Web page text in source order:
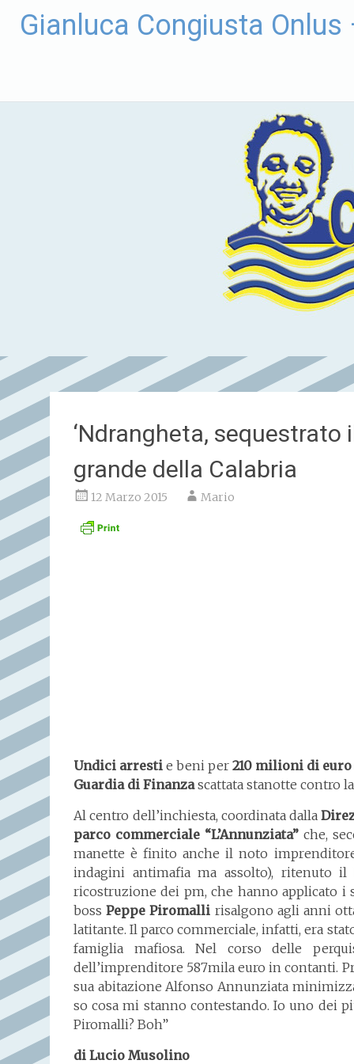
Gianluca Congiusta Onlus
‘Ndrangheta,
grande della Calabria
12 Marzo 2015 Mario
Undici arresti e beni per 210 milioni di
Guardia di Finanzascattata stanotte contro la
Al centro dell’inchiesta, coordinata dalla
parco commerciale “L’Annunziata” che,
manette è finito anche il noto
indagini antimafia ma assolto), ritenuto il
ricostruzione dei pm, che hanno applicato
bossPeppe Piromalli risalgono agli anni
latitante. Il parco commerciale, infatti, era
famiglia mafiosa. Nel corso delle
dell’imprenditore 587mila euro in contanti.
sua abitazione Alfonso Annunziata
so cosa mi stanno contestando. Io uno dei
Piromalli? Boh”
di Lucio Musolino